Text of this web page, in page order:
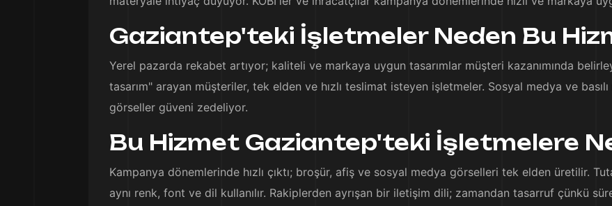
Gaziantep'teki İşletmeler Neden Bu
Yerel pazarda rekabet artıyor; kaliteli ve markaya uygun tasarımlar müşteri kazanımında
tasarım" arayan müşteriler, tek elden ve hızlı teslimat isteyen işletmeler. Sosyal medya ve
görseller güveni zedeliyor.
Bu Hizmet Gaziantep'teki İşletmelere
Kampanya dönemlerinde hızlı çıktı; broşür, afiş ve sosyal medya görselleri tek elden üretilir.
aynı renk, font ve dil kullanılır. Rakiplerden ayrışan bir iletişim dili; zamandan tasarruf çünkü